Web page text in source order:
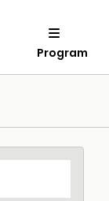
Program